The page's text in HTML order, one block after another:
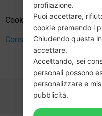
Cookie Policy (UE)
Consenso
profilazione.
Puoi accettare,
cookie premendo i
Chiudendo questa
accettare.
Accettando, sei
personali possono
personalizzare e
pubblicità.
Dal 29
pausa